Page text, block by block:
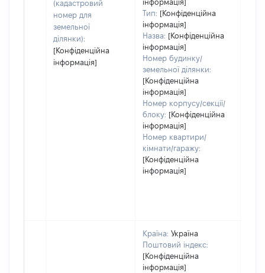
(кадастровий
номер для
земельної
ділянки):
[Конфіденційна
інформація]
інформація]
Тип: [Конфіденційна
інформація]
Назва: [Конфіденційна
інформація]
Номер будинку/
земельної ділянки:
[Конфіденційна
інформація]
Номер корпусу/секції/
блоку: [Конфіденційна
інформація]
Номер квартири/
кімнати/гаражу:
[Конфіденційна
інформація]
Країна: Україна
Поштовий індекс:
[Конфіденційна
інформація]